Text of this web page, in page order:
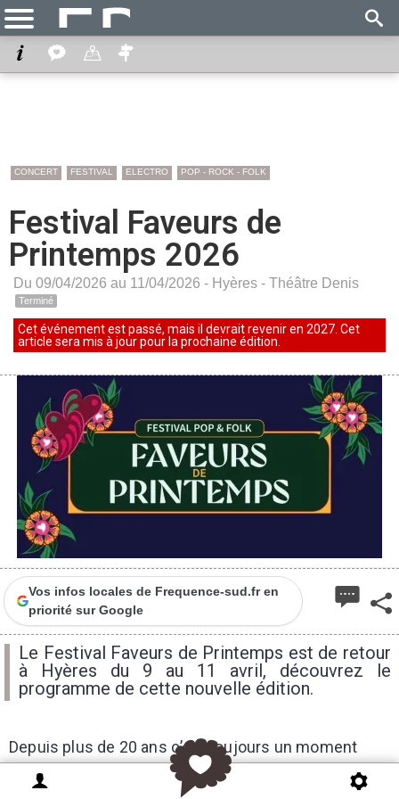
CONCERT FESTIVAL ELECTRO POP - ROCK - FOLK
Festival Faveurs de
Printemps 2026
Du 09/04/2026 au 11/04/2026 - Hyères - Théâtre Denis
Terminé
Cet événement est passé, mais il devrait revenir en 2027. Cet
article sera mis à jour pour la prochaine édition.
Vos infos locales de Frequence-sud.fr en
priorité sur Google
Le Festival Faveurs de Printemps est de retour
à Hyères du 9 au 11 avril, découvrez le
programme de cette nouvelle édition.
Depuis plus de 20 ans c’est toujours un moment
privilégié que Tandem, la SMAC départementale du
Var, organise à l’arrivée des beaux jours. Faire une